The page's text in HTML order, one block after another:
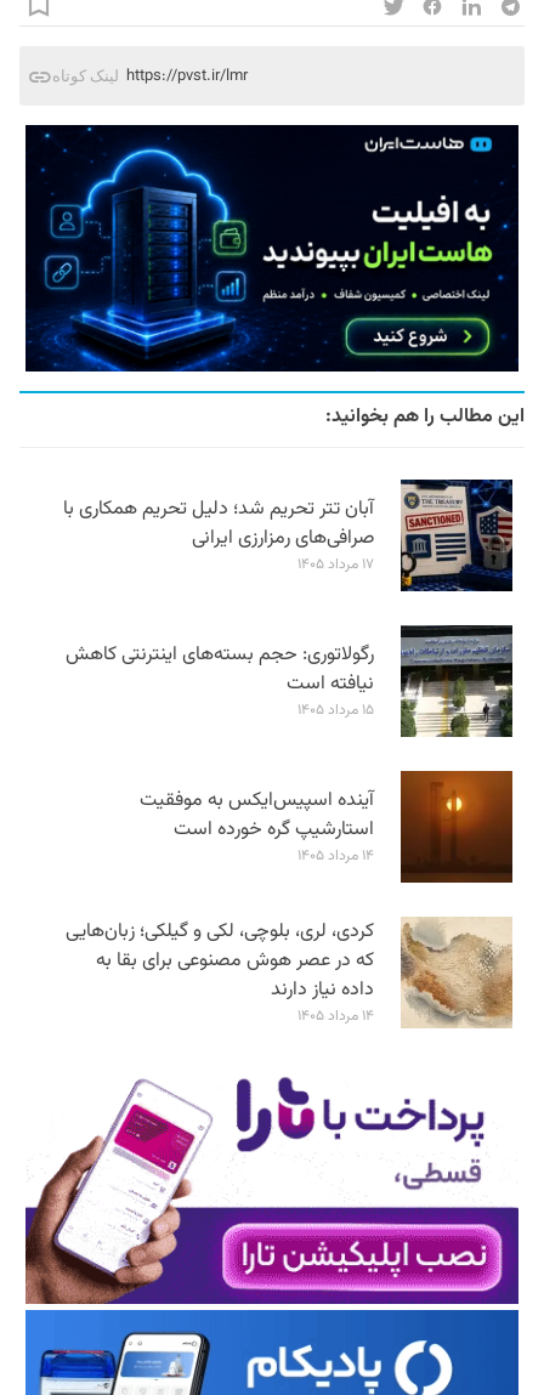
لینک کوتاه https://pvst.ir/lmr
این مطالب را هم بخوانید:
آبان تتر تحریم شد؛ دلیل تحریم همکاری با
صرافی‌های رمزارزی ایرانی
۱۷ مرداد ۱۴۰۵
رگولاتوری: حجم بسته‌های اینترنتی کاهش
نیافته است
۱۵ مرداد ۱۴۰۵
آینده اسپیس‌ایکس به موفقیت
استارشیپ گره خورده است
۱۴ مرداد ۱۴۰۵
کردی، لری، بلوچی، لکی و گیلکی؛ زبان‌هایی
که در عصر هوش مصنوعی برای بقا به
داده نیاز دارند
۱۴ مرداد ۱۴۰۵